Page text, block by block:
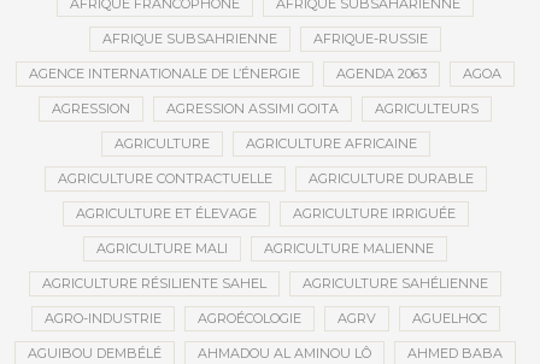
AFRIQUE FRANCOPHONE AFRIQUE SUBSAHARIENNE
AFRIQUE SUBSAHRIENNE AFRIQUE-RUSSIE
AGENCE INTERNATIONALE DE L’ÉNERGIE AGENDA 2063 AGOA
AGRESSION AGRESSION ASSIMI GOITA AGRICULTEURS
AGRICULTURE AGRICULTURE AFRICAINE
AGRICULTURE CONTRACTUELLE AGRICULTURE DURABLE
AGRICULTURE ET ÉLEVAGE AGRICULTURE IRRIGUÉE
AGRICULTURE MALI AGRICULTURE MALIENNE
AGRICULTURE RÉSILIENTE SAHEL AGRICULTURE SAHÉLIENNE
AGRO-INDUSTRIE AGROÉCOLOGIE AGRV AGUELHOC
AGUIBOU DEMBÉLÉ AHMADOU AL AMINOU LÔ AHMED BABA